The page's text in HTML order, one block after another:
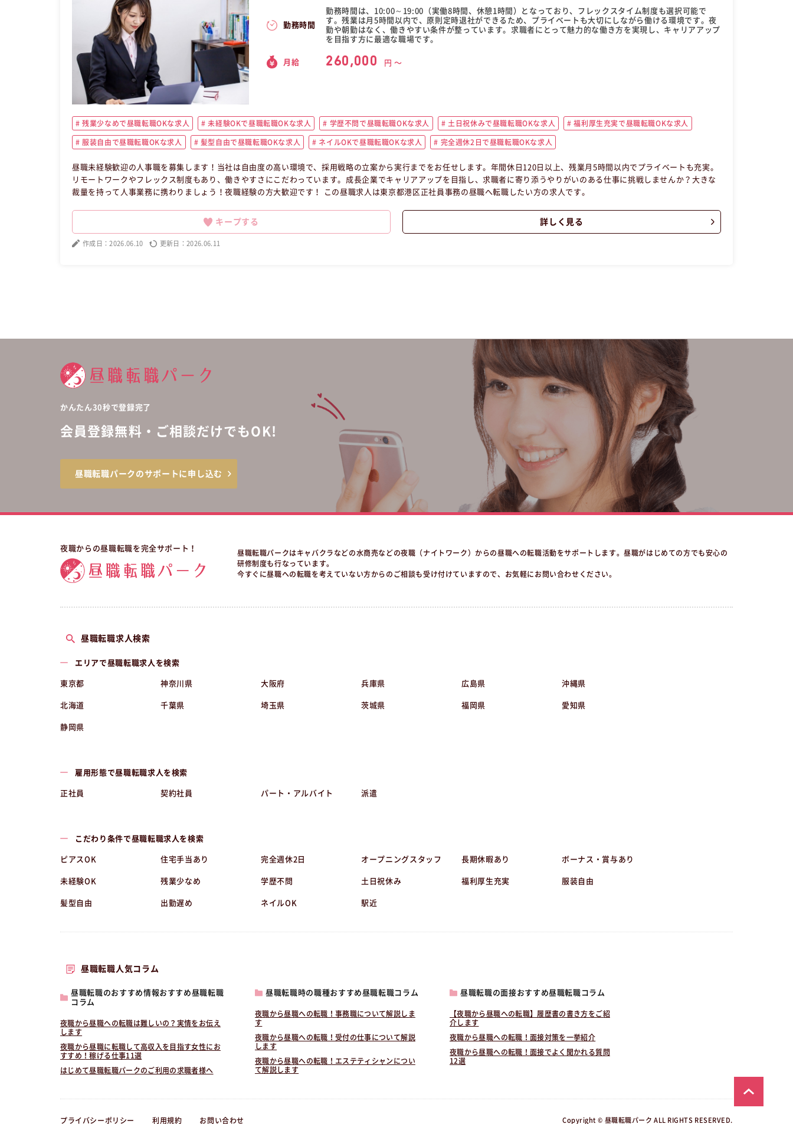
勤務時間
勤務時間は、10:00～19:00（実働8時間、休憩1時間）となっており、フレックスタイム制度も選択可能で
す。残業は月5時間以内で、原則定時退社ができるため、プライベートも大切にしながら働ける環境です。夜
勤や朝勤はなく、働きやすい条件が整っています。求職者にとって魅力的な働き方を実現し、キャリアアップ
を目指す方に最適な職場です。
月給 260,000 円 〜
残業少なめで昼職転職OKな求人 未経験OKで昼職転職OKな求人 学歴不問で昼職転職OKな求人 土日祝休みで昼職転職OKな求人 福利厚生充実で昼職転職OKな求人
服装自由で昼職転職OKな求人 髪型自由で昼職転職OKな求人 ネイルOKで昼職転職OKな求人 完全週休2日で昼職転職OKな求人
昼職未経験歓迎の人事職を募集します！当社は自由度の高い環境で、採用戦略の立案から実行までをお任せします。年間休日120日以上、残業月5時間以内でプライベートも充実。
リモートワークやフレックス制度もあり、働きやすさにこだわっています。成長企業でキャリアアップを目指し、求職者に寄り添うやりがいのある仕事に挑戦しませんか？大きな
裁量を持って人事業務に携わりましょう！夜職経験の方大歓迎です！ この昼職求人は東京都港区正社員事務の昼職へ転職したい方の求人です。
キープする 詳しく見る
作成日：2026.06.10 更新日：2026.06.11
かんたん30秒で登録完了
会員登録無料・ご相談だけでもOK!
昼職転職パークのサポートに申し込む
夜職からの昼職転職を完全サポート！
昼職転職パークはキャバクラなどの水商売などの夜職（ナイトワーク）からの昼職への転職活動をサポートします。昼職がはじめての方でも安心の
研修制度も行なっています。
今すぐに昼職への転職を考えていない方からのご相談も受け付けていますので、お気軽にお問い合わせください。
昼職転職求人検索
エリアで昼職転職求人を検索
東京都 神奈川県 大阪府 兵庫県 広島県 沖縄県
北海道 千葉県 埼玉県 茨城県 福岡県 愛知県
静岡県
雇用形態で昼職転職求人を検索
正社員 契約社員 パート・アルバイト 派遣
こだわり条件で昼職転職求人を検索
ピアスOK 住宅手当あり 完全週休2日 オープニングスタッフ 長期休暇あり ボーナス・賞与あり
未経験OK 残業少なめ 学歴不問 土日祝休み 福利厚生充実 服装自由
髪型自由 出勤遅め ネイルOK 駅近
昼職転職人気コラム
昼職転職のおすすめ情報おすすめ昼職転職
コラム
夜職から昼職への転職は難しいの？実情をお伝え
します
夜職から昼職に転職して高収入を目指す女性にお
すすめ！稼げる仕事11選
はじめて昼職転職パークのご利用の求職者様へ
昼職転職時の職種おすすめ昼職転職コラム
夜職から昼職への転職！事務職について解説しま
す
夜職から昼職への転職！受付の仕事について解説
します
夜職から昼職への転職！エステティシャンについ
て解説します
昼職転職の面接おすすめ昼職転職コラム
【夜職から昼職への転職】履歴書の書き方をご紹
介します
夜職から昼職への転職！面接対策を一挙紹介
夜職から昼職への転職！面接でよく聞かれる質問
12選
プライバシーポリシー 利用規約 お問い合わせ Copyright © 昼職転職パーク ALL RIGHTS RESERVED.